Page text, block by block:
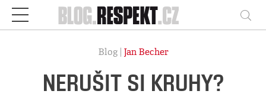
Respekt
Blog | Jan Becher
NERUŠIT SI KRUHY?